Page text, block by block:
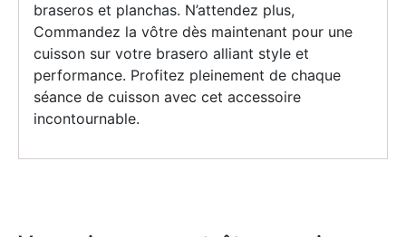
braseros et planchas. N’attendez plus,
Commandez la vôtre dès maintenant pour une
cuisson sur votre brasero alliant style et
performance. Profitez pleinement de chaque
séance de cuisson avec cet accessoire
incontournable.